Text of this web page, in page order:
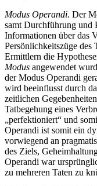
Modus Operandi. Der
samt Durchführung und
Informationen über das
Persönlichkeitszüge des
Ermittlern die
Modus angewendet
der Modus Operandi
wird beeinflusst durch
zeitlichen
Tatbegehung eines
„perfektioniert“ und
Operandi ist somit ein
vorwiegend an
des Ziels,
Operandi war
zu mehreren Taten zu